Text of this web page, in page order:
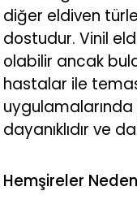
diğer eldiven
dostudur. Vinil
olabilir ancak
hastalar ile
dayanıklıdır ve
Hemşireler